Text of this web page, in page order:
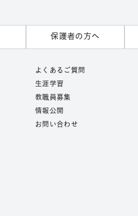
保護者の方へ
よくあるご質問
生涯学習
教職員募集
情報公開
お問い合わせ